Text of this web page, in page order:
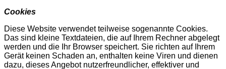
Cookies
Diese Website verwendet teilweise sogenannte Cookies.
Das sind kleine Textdateien, die auf Ihrem Rechner abgelegt
werden und die Ihr Browser speichert. Sie richten auf Ihrem
Gerät keinen Schaden an, enthalten keine Viren und dienen
dazu, dieses Angebot nutzerfreundlicher, effektiver und